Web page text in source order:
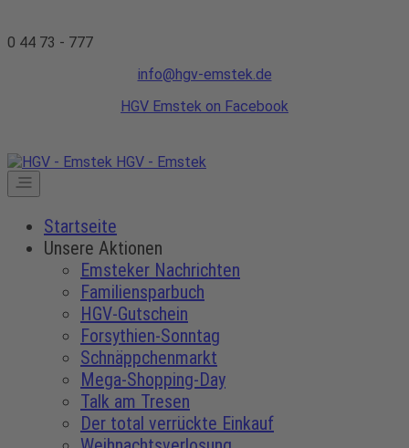
0 44 73 - 777
info@hgv-emstek.de
HGV Emstek on Facebook
HGV - Emstek
Startseite
Unsere Aktionen
Emsteker Nachrichten
Familiensparbuch
HGV-Gutschein
Forsythien-Sonntag
Schnäppchenmarkt
Mega-Shopping-Day
Talk am Tresen
Der total verrückte Einkauf